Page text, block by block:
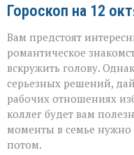
Гороскоп на 12
Вам предстоят
романтическое
вскружить голову.
серьезных решений,
рабочих отношениях
коллег будет вам
моменты в семье нужно
потом.